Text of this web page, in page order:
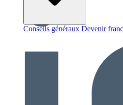
Conseils généraux Devenir